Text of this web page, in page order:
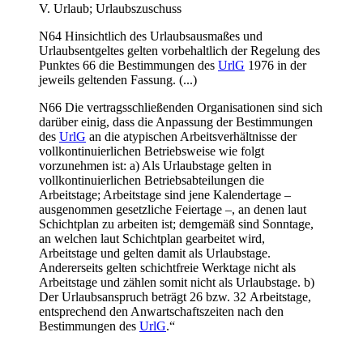
V. Urlaub; Urlaubszuschuss
N64 Hinsichtlich des Urlaubsausmaßes und
Urlaubsentgeltes gelten vorbehaltlich der Regelung des
Punktes 66 die Bestimmungen des UrlG 1976 in der
jeweils geltenden Fassung. (...)
N66 Die vertragsschließenden Organisationen sind sich
darüber einig, dass die Anpassung der Bestimmungen
des UrlG an die atypischen Arbeitsverhältnisse der
vollkontinuierlichen Betriebsweise wie folgt
vorzunehmen ist: a) Als Urlaubstage gelten in
vollkontinuierlichen Betriebsabteilungen die
Arbeitstage; Arbeitstage sind jene Kalendertage –
ausgenommen gesetzliche Feiertage –, an denen laut
Schichtplan zu arbeiten ist; demgemäß sind Sonntage,
an welchen laut Schichtplan gearbeitet wird,
Arbeitstage und gelten damit als Urlaubstage.
Andererseits gelten schichtfreie Werktage nicht als
Arbeitstage und zählen somit nicht als Urlaubstage. b)
Der Urlaubsanspruch beträgt 26 bzw. 32 Arbeitstage,
entsprechend den Anwartschaftszeiten nach den
Bestimmungen des UrlG.“